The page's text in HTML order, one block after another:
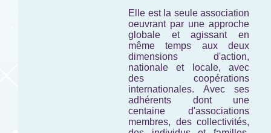
Elle est la seule association
oeuvrant par une approche
globale et agissant en
même temps aux deux
dimensions d'action,
nationale et locale, avec
des coopérations
internationales. Avec ses
adhérents dont une
centaine d'associations
membres, des collectivités,